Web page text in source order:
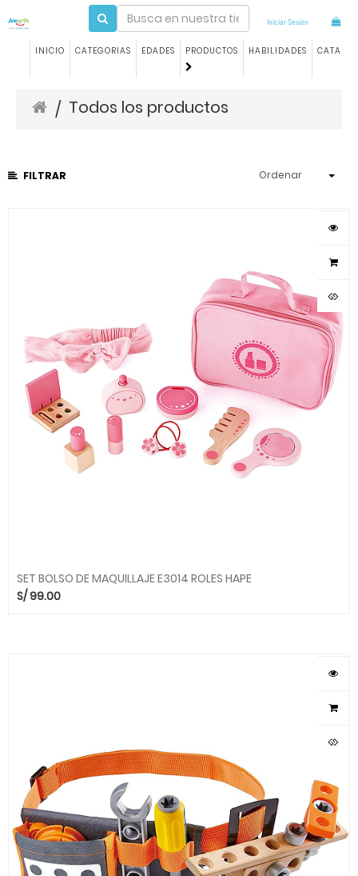
Iniciar Sesión
INICIO CATEGORIAS EDADES PRODUCTOS HABILIDADES
/ Todos los productos
FILTRAR Ordenar
SET BOLSO DE MAQUILLAJE E3014 ROLES HAPE
S/99.00